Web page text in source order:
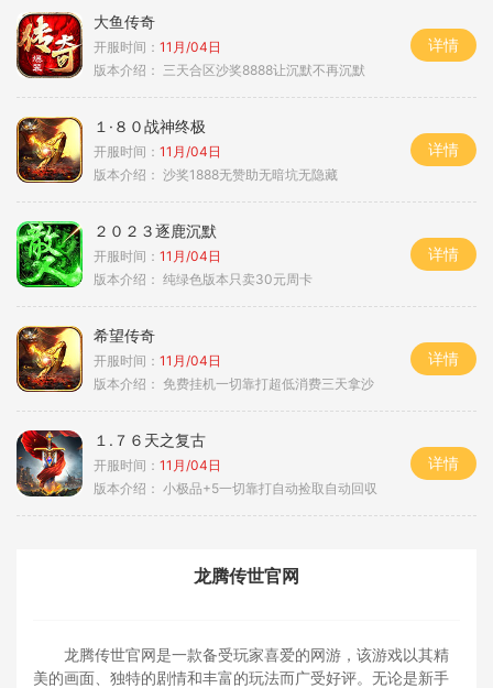
大鱼传奇
开服时间： 11月/04日
版本介绍： 三天合区沙奖8888让沉默不再沉默
详情
１·８０战神终极
开服时间： 11月/04日
版本介绍： 沙奖1888无赞助无暗坑无隐藏
详情
２０２３逐鹿沉默
开服时间： 11月/04日
版本介绍： 纯绿色版本只卖30元周卡
详情
希望传奇
开服时间： 11月/04日
版本介绍： 免费挂机一切靠打超低消费三天拿沙
详情
１.７６天之复古
开服时间： 11月/04日
版本介绍： 小极品+5一切靠打自动捡取自动回収
详情
龙腾传世官网
龙腾传世官网是一款备受玩家喜爱的网游，该游戏以其精
美的画面、独特的剧情和丰富的玩法而广受好评。无论是新手